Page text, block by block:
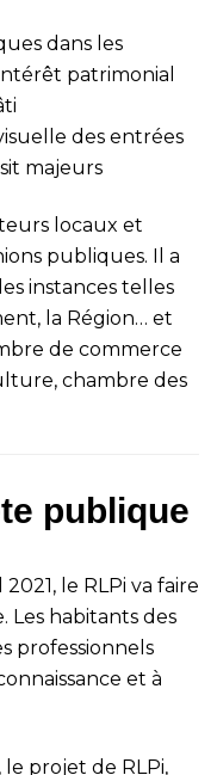
dans les
patrimonial
des entrées
majeurs
locaux et
publiques. Il a
instances telles
la Région… et
de commerce
chambre des
publique
le RLPi va faire
Les habitants des
professionnels
et à
le projet de RLPi,